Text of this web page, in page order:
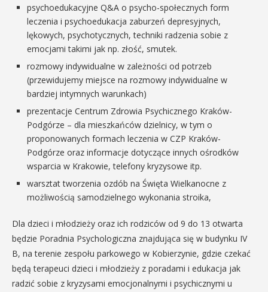
psychoedukacyjne Q&A o psycho-społecznych form
leczenia i psychoedukacja zaburzeń depresyjnych,
lękowych, psychotycznych, techniki radzenia sobie z
emocjami takimi jak np. złość, smutek.
rozmowy indywidualne w zależności od potrzeb
(przewidujemy miejsce na rozmowy indywidualne w
bardziej intymnych warunkach)
prezentacje Centrum Zdrowia Psychicznego Kraków-
Podgórze – dla mieszkańców dzielnicy, w tym o
proponowanych formach leczenia w CZP Kraków-
Podgórze oraz informacje dotyczące innych ośrodków
wsparcia w Krakowie, telefony kryzysowe itp.
warsztat tworzenia ozdób na Święta Wielkanocne z
możliwością samodzielnego wykonania stroika,
Dla dzieci i młodzieży oraz ich rodziców od 9 do 13 otwarta
będzie Poradnia Psychologiczna znajdująca się w budynku IV
B, na terenie zespołu parkowego w Kobierzynie, gdzie czekać
będą terapeuci dzieci i młodzieży z poradami i edukacja jak
radzić sobie z kryzysami emocjonalnymi i psychicznymi u